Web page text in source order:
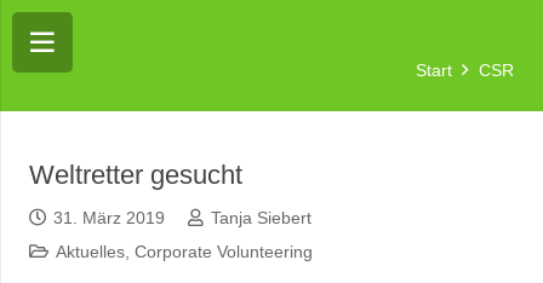
Start CSR
Weltretter gesucht
31. März 2019
Tanja Siebert
Aktuelles, Corporate Volunteering